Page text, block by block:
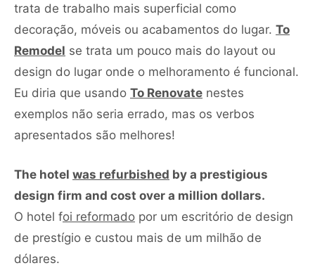
trata de trabalho mais superficial como
decoração, móveis ou acabamentos do lugar. To
Remodel se trata um pouco mais do layout ou
design do lugar onde o melhoramento é funcional.
Eu diria que usando To Renovate nestes
exemplos não seria errado, mas os verbos
apresentados são melhores!
The hotel was refurbished by a prestigious
design firm and cost over a million dollars.
O hotel foi reformado por um escritório de design
de prestígio e custou mais de um milhão de
dólares.